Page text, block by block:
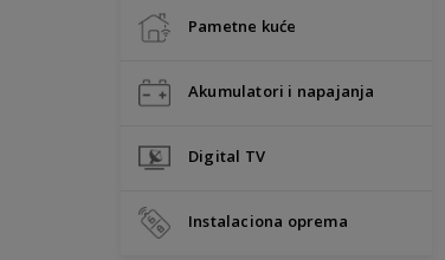
Pametne kuće
Akumulatori i napajanja
Digital TV
Instalaciona oprema